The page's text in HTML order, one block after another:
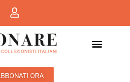
ORA